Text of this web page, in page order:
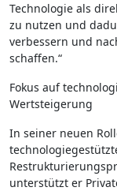
Technologie als
zu nutzen und
verbessern und
schaffen.“
Fokus auf
Wertsteigerung
In seiner neuen
unterstützt er